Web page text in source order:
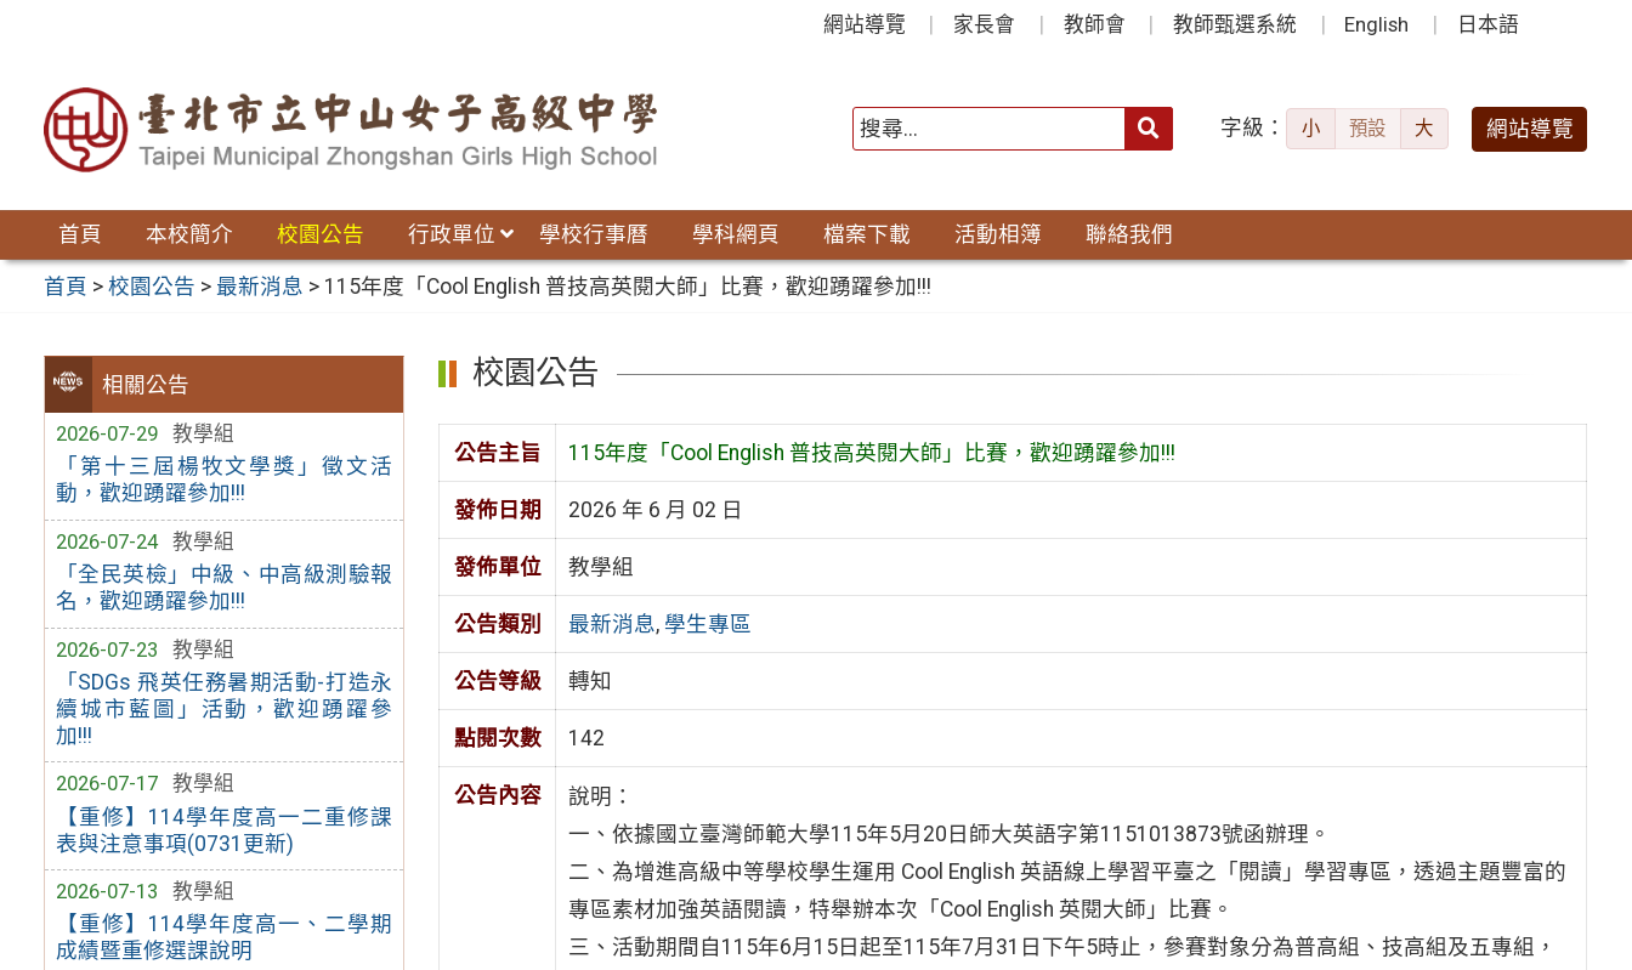
網站導覽 家長會 教師會 教師甄選系統 English 日本語
字級： 小 預設 大 網站導覽
首頁 本校簡介 校園公告 行政單位 學校行事曆 學科網頁 檔案下載 活動相簿 聯絡我們
首頁 >校園公告 > 最新消息 > 115年度「Cool English 普技高英閱大師」比賽，歡迎踴躍參加!!!
相關公告
2026-07-29
教學組
「第十三屆楊牧文學獎」徵文活
動，歡迎踴躍參加!!!
2026-07-24
教學組
「全民英檢」中級、中高級測驗報
名，歡迎踴躍參加!!!
2026-07-23
教學組
「SDGs 飛英任務暑期活動-打造永
續城市藍圖」活動，歡迎踴躍參
加!!!
2026-07-17
教學組
【重修】114學年度高一二重修課
表與注意事項(0731更新)
2026-07-13
教學組
【重修】114學年度高一、二學期
成績暨重修選課說明
校園公告
公告主旨 115年度「Cool English 普技高英閱大師」比賽，歡迎踴躍參加!!!
發佈日期 2026 年 6 月 02 日
發佈單位 教學組
公告類別 最新消息, 學生專區
公告等級 轉知
點閱次數 142
公告內容
說明：
一、依據國立臺灣師範大學115年5月20日師大英語字第1151013873號函辦理。
二、為增進高級中等學校學生運用 Cool English 英語線上學習平臺之「閱讀」學習專區，透過主題豐富的
專區素材加強英語閱讀，特舉辦本次「Cool English 英閱大師」比賽。
三、活動期間自115年6月15日起至115年7月31日下午5時止，參賽對象分為普高組、技高組及五專組，